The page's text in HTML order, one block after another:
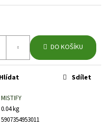
DO KOŠÍKU
MISTIFY
0.04 kg
5907354953011
Hlídat Sdílet